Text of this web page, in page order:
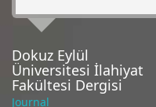
Dokuz Eylül
Üniversitesi İlahiyat
Fakültesi Dergisi
Journal